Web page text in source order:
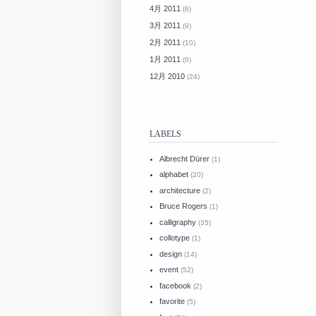
4月 2011 (6)
3月 2011 (9)
2月 2011 (10)
1月 2011 (6)
12月 2010 (24)
LABELS
Albrecht Dürer (1)
alphabet (20)
architecture (2)
Bruce Rogers (1)
calligraphy (35)
collotype (1)
design (14)
event (52)
facebook (2)
favorite (5)